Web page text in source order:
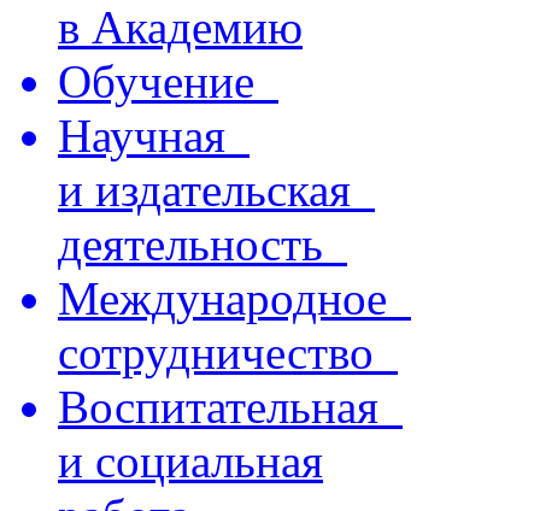
в Академию
Обучение
Научная
и издательская
деятельность
Международное
сотрудничество
Воспитательная
и социальная